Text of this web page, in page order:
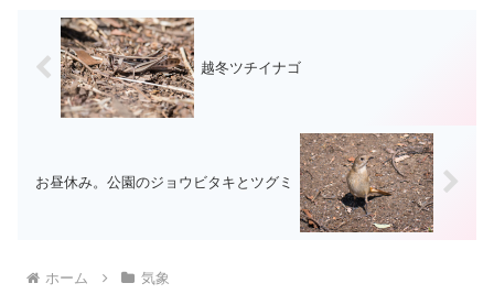
越冬ツチイナゴ
お昼休み。公園のジョウビタキとツグミ
ホーム 気象